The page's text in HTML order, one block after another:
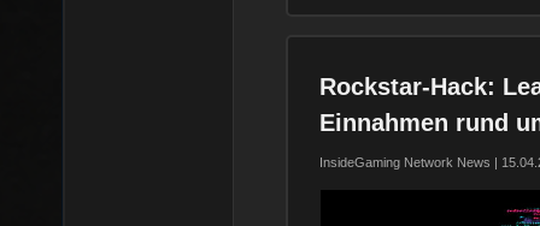
Rockstar-Hack:
Einnahmen rund
InsideGaming Network News |